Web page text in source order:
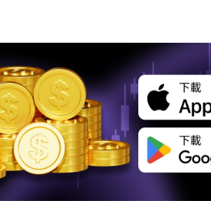
4. 川普上任預期推動市場走向，政策
高
5. 其他貨幣表現穩定，日圓與澳元小
6. 總結